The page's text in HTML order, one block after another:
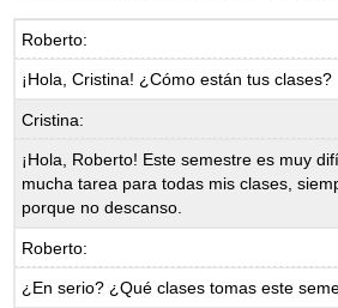
Roberto:
¡Hola, Cristina! ¿Cómo están tus clases?
Cristina:
¡Hola, Roberto! Este semestre es muy
mucha tarea para todas mis clases,
porque no descanso.
Roberto:
¿En serio? ¿Qué clases tomas este